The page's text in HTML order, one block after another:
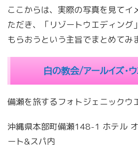
ここからは、実際の写真を見てイ
ただき、「リゾートウエディング
もらおうという主旨でまとめてみ
白の教会/アールイズ・
備瀬を旅するフォトジェニックウ
沖縄県本部町備瀬148-1 ホテル
ート&スパ内